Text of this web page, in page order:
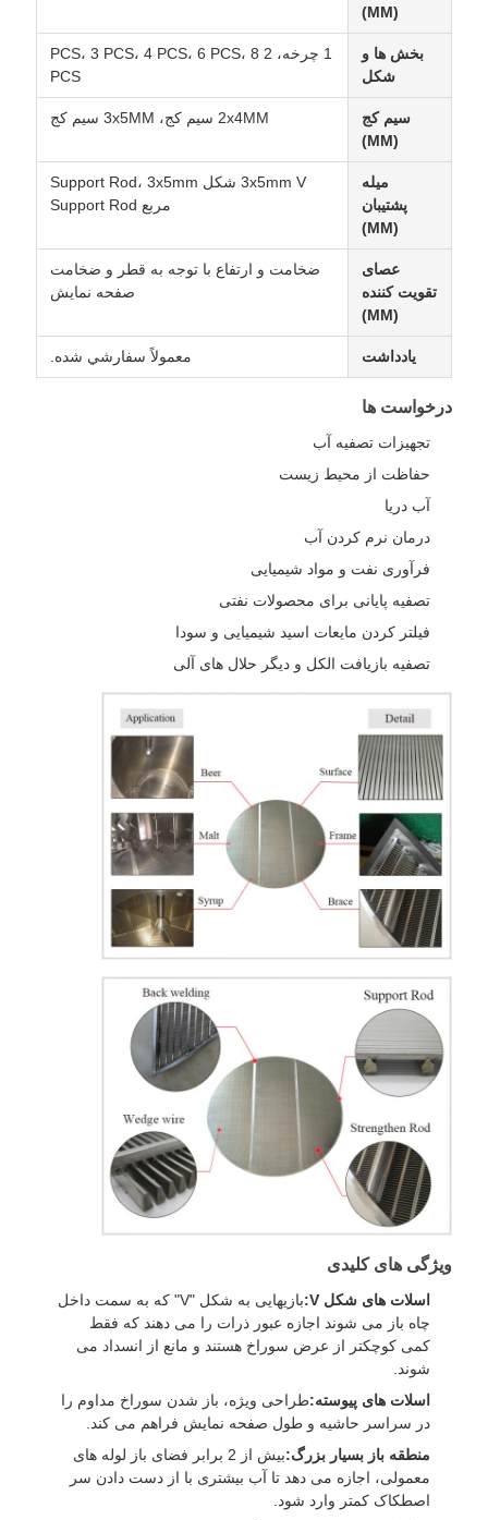
(MM)
بخش ها و
شکل
1 چرخه، 2 PCS، 3 PCS، 4 PCS، 6 PCS، 8
PCS
سیم کج
(MM)
2x4MM سیم کج، 3x5MM سیم کج
میله
پشتیبان
(MM)
3x5mm V شکل Support Rod، 3x5mm
مربع Support Rod
عصای
تقویت کننده
(MM)
ضخامت و ارتفاع با توجه به قطر و ضخامت
صفحه نمایش
یادداشت معمولاً سفارشي شده.
درخواست ها
تجهیزات تصفیه آب
حفاظت از محیط زیست
آب دریا
درمان نرم کردن آب
فرآوری نفت و مواد شیمیایی
تصفیه پایانی برای محصولات نفتی
فیلتر کردن مایعات اسید شیمیایی و سودا
تصفیه بازیافت الکل و دیگر حلال های آلی
ویژگی های کلیدی
اسلات های شکل V:
بازیهایی به شکل "V" که به سمت داخل
چاه باز می شوند اجازه عبور ذرات را می دهند که فقط
کمی کوچکتر از عرض سوراخ هستند و مانع از انسداد می
شوند.
اسلات های پیوسته:طراحی ویژه، باز شدن سوراخ مداوم را
در سراسر حاشیه و طول صفحه نمایش فراهم می کند.
منطقه باز بسیار بزرگ:
بیش از 2 برابر فضای باز لوله های
معمولی، اجازه می دهد تا آب بیشتری با از دست دادن سر
اصطکاک کمتر وارد شود.